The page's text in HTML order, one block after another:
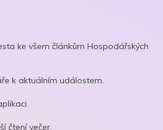
ke všem článkům Hospodářských
k aktuálním událostem.
čtení večer.